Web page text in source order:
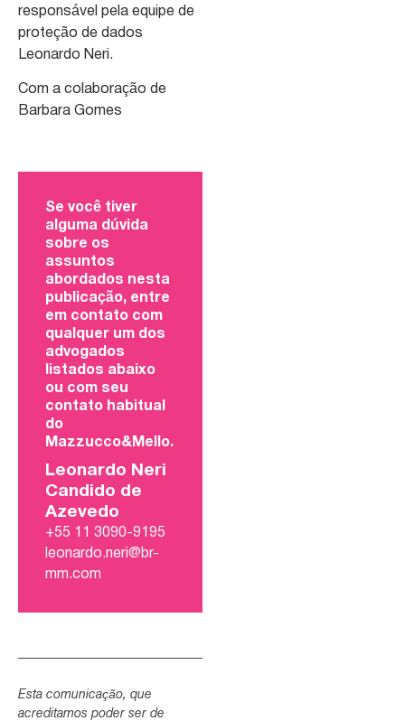
responsável pela equipe de
proteção de dados
Leonardo Neri.
Com a colaboração de
Barbara Gomes
Se você tiver
alguma dúvida
sobre os
assuntos
abordados nesta
publicação, entre
em contato com
qualquer um dos
advogados
listados abaixo
ou com seu
contato habitual
do
Mazzucco&Mello.
Leonardo Neri
Candido de
Azevedo
+55 11 3090-9195
leonardo.neri@br-
mm.com
Esta comunicação, que
acreditamos poder ser de